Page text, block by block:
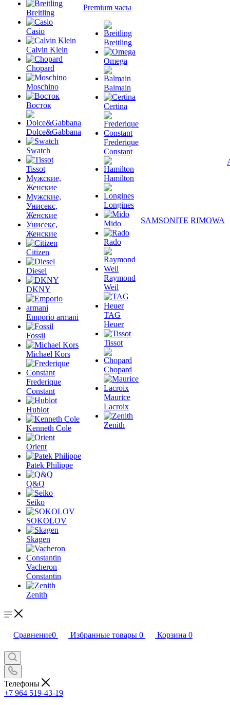
Breitling
Casio
Calvin Klein
Chopard
Moschino
Восток
Dolce&Gabbana
Swatch
Tissot
Мужские,
Женские
Мужские,
Унисекс,
Женские
Унисекс,
Женские
Citizen
Diesel
DKNY
Emporio armani
Fossil
Michael Kors
Frederique
Constant
Hublot
Kenneth Cole
Orient
Patek Philippe
Q&Q
Seiko
SOKOLOV
Skagen
Vacheron
Constantin
Zenith
Premium часы
Breitling
Omega
Balmain
Certina
Frederique
Constant
Hamilton
Longines
Mido
Rado
Raymond
Weil
TAG
Heuer
Tissot
Chopard
Maurice
Lacroix
Zenith
SAMSONITE RIMOWA
Сравнение0 Избранные товары 0 Корзина 0
Телефоны
+7 964 519-43-19